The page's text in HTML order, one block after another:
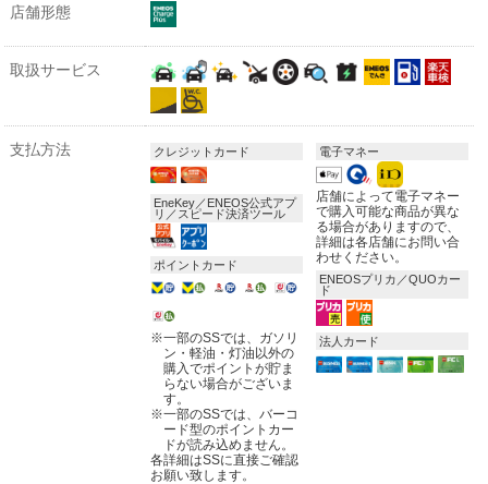
店舗形態
取扱サービス
支払方法 クレジットカード
EneKey／ENEOS公式アプ
リ／スピード決済ツール
ポイントカード
※一部のSSでは、ガソリ
ン・軽油・灯油以外の
購入でポイントが貯ま
らない場合がございま
す。
※一部のSSでは、バーコ
ード型のポイントカー
ドが読み込めません。
各詳細はSSに直接ご確認
お願い致します。
電子マネー
店舗によって電子マネー
で購入可能な商品が異な
る場合がありますので、
詳細は各店舗にお問い合
わせください。
ENEOSプリカ／QUOカー
ド
法人カード